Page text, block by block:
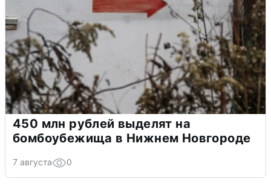
450 млн рублей выделят на
бомбоубежища в Нижнем Новгороде
7 августа 0